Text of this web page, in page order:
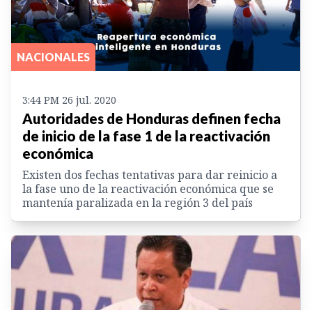
NACIONALES
3:44 PM 26 jul. 2020
Autoridades de Honduras definen fecha
de inicio de la fase 1 de la reactivación
económica
Existen dos fechas tentativas para dar reinicio a
la fase uno de la reactivación económica que se
mantenía paralizada en la región 3 del país